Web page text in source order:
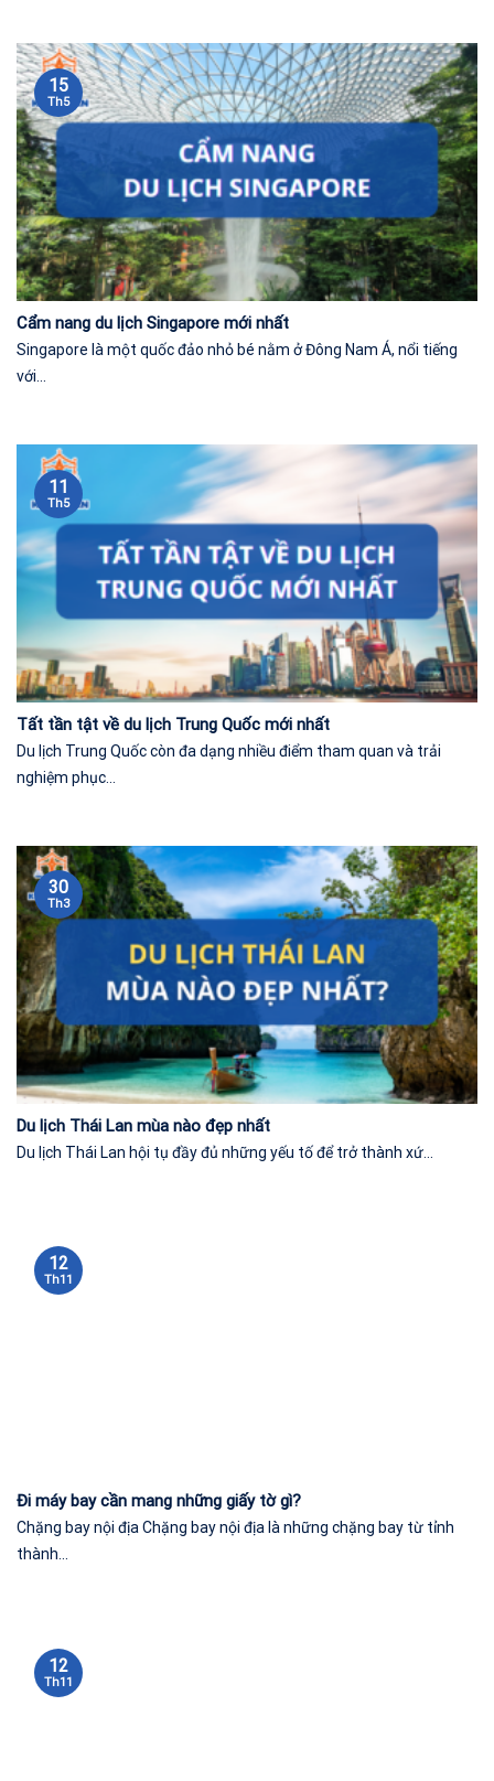
Cẩm nang du lịch Singapore mới nhất
Singapore là một quốc đảo nhỏ bé nằm ở Đông Nam Á, nổi tiếng
với...
15
Th5
Tất tần tật về du lịch Trung Quốc mới nhất
Du lịch Trung Quốc còn đa dạng nhiều điểm tham quan và trải
nghiệm phục...
11
Th5
Du lịch Thái Lan mùa nào đẹp nhất
Du lịch Thái Lan hội tụ đầy đủ những yếu tố để trở thành xứ...
30
Th3
Đi máy bay cần mang những giấy tờ gì?
Chặng bay nội địa Chặng bay nội địa là những chặng bay từ tỉnh
thành...
12
Th11
12
Th11